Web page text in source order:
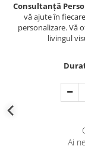
Consultanță
vă ajute în
personalizare. Vă
livingul
Ai